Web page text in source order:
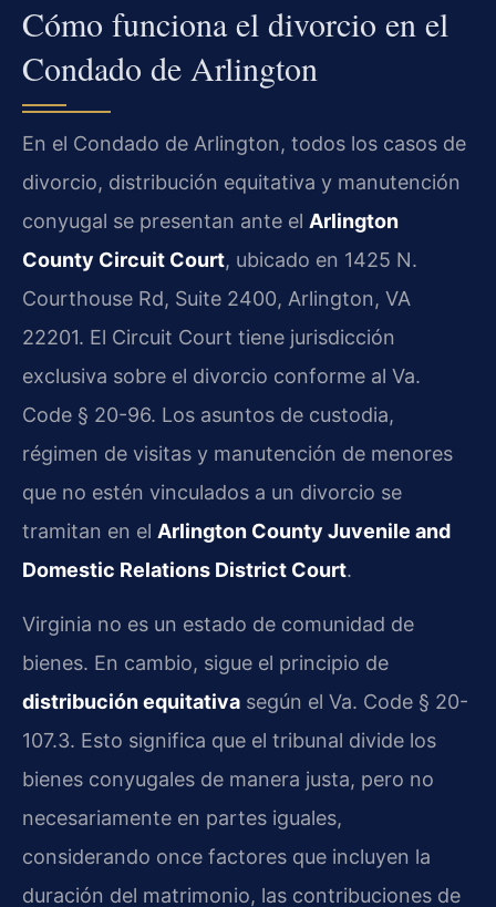
Cómo funciona el divorcio en el
Condado de Arlington
En el Condado de Arlington, todos los casos de
divorcio, distribución equitativa y manutención
conyugal se presentan ante el Arlington
County Circuit Court, ubicado en 1425 N.
Courthouse Rd, Suite 2400, Arlington, VA
22201. El Circuit Court tiene jurisdicción
exclusiva sobre el divorcio conforme al Va.
Code § 20-96. Los asuntos de custodia,
régimen de visitas y manutención de menores
que no estén vinculados a un divorcio se
tramitan en el Arlington County Juvenile and
Domestic Relations District Court.
Virginia no es un estado de comunidad de
bienes. En cambio, sigue el principio de
distribución equitativa según el Va. Code § 20-
107.3. Esto significa que el tribunal divide los
bienes conyugales de manera justa, pero no
necesariamente en partes iguales,
considerando once factores que incluyen la
duración del matrimonio, las contribuciones de